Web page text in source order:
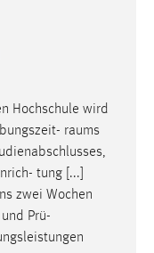
Hochschule wird
raums
tung [...]
zwei Wochen
Prü-